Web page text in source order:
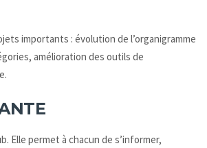
importants : évolution de l’organigramme
amélioration des outils de
Elle permet à chacun de s’informer,